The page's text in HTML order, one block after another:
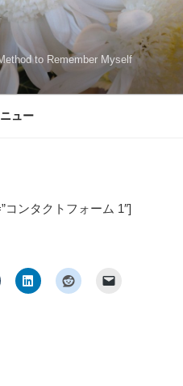
to Remember Myself
ュー
コンタクトフォーム 1″]